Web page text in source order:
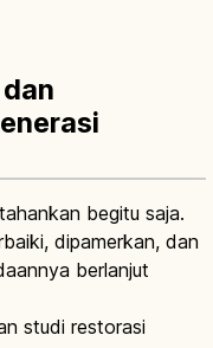
begitu saja.
dipamerkan, dan
berlanjut
studi restorasi